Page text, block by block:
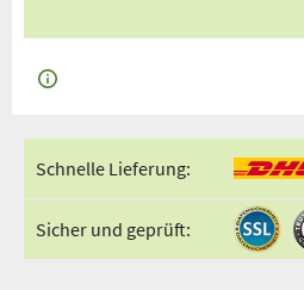
Schnelle Lieferung:
Sicher und geprüft: